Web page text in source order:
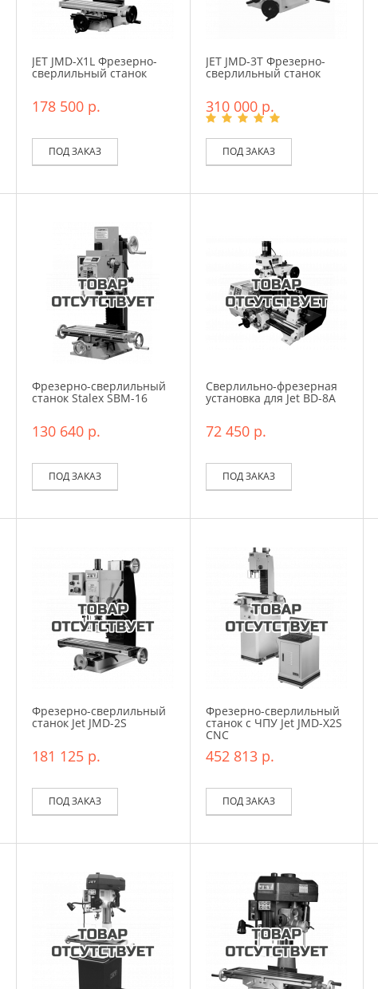
JET JMD-X1L Фрезерно-
сверлильный станок
178 500 р.
ПОД ЗАКАЗ
JET JMD-3T Фрезерно-
сверлильный станок
310 000 р.
ПОД ЗАКАЗ
Фрезерно-сверлильный
станок Stalex SBM-16
130 640 р.
ПОД ЗАКАЗ
Сверлильно-фрезерная
установка для Jet BD-8A
72 450 р.
ПОД ЗАКАЗ
Фрезерно-сверлильный
станок Jet JMD-2S
181 125 р.
ПОД ЗАКАЗ
Фрезерно-сверлильный
станок с ЧПУ Jet JMD-X2S
CNC
452 813 р.
ПОД ЗАКАЗ